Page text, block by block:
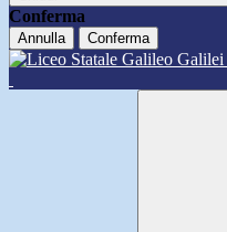
Conferma
Annulla Conferma